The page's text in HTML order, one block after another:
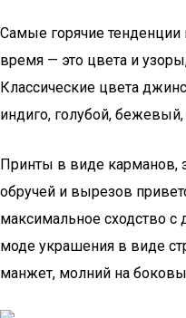
Самые горячие тенденции
время — это цвета и
Классические цвета
индиго, голубой,
Принты в виде карманов,
обручей и вырезов
максимальное сходство
моде украшения в виде
манжет, молний на